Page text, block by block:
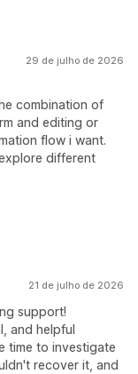
29 de julho de 2026
combination of
and editing or
flow i want.
different
21 de julho de 2026
support!
and helpful
time to investigate
recover it, and